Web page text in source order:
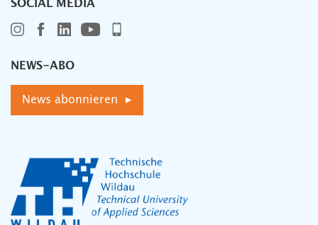
SOCIAL MEDIA
NEWS-ABO
News abonnieren ▸